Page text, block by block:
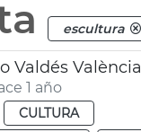
escultura
Valdés València
1 año
CULTURA